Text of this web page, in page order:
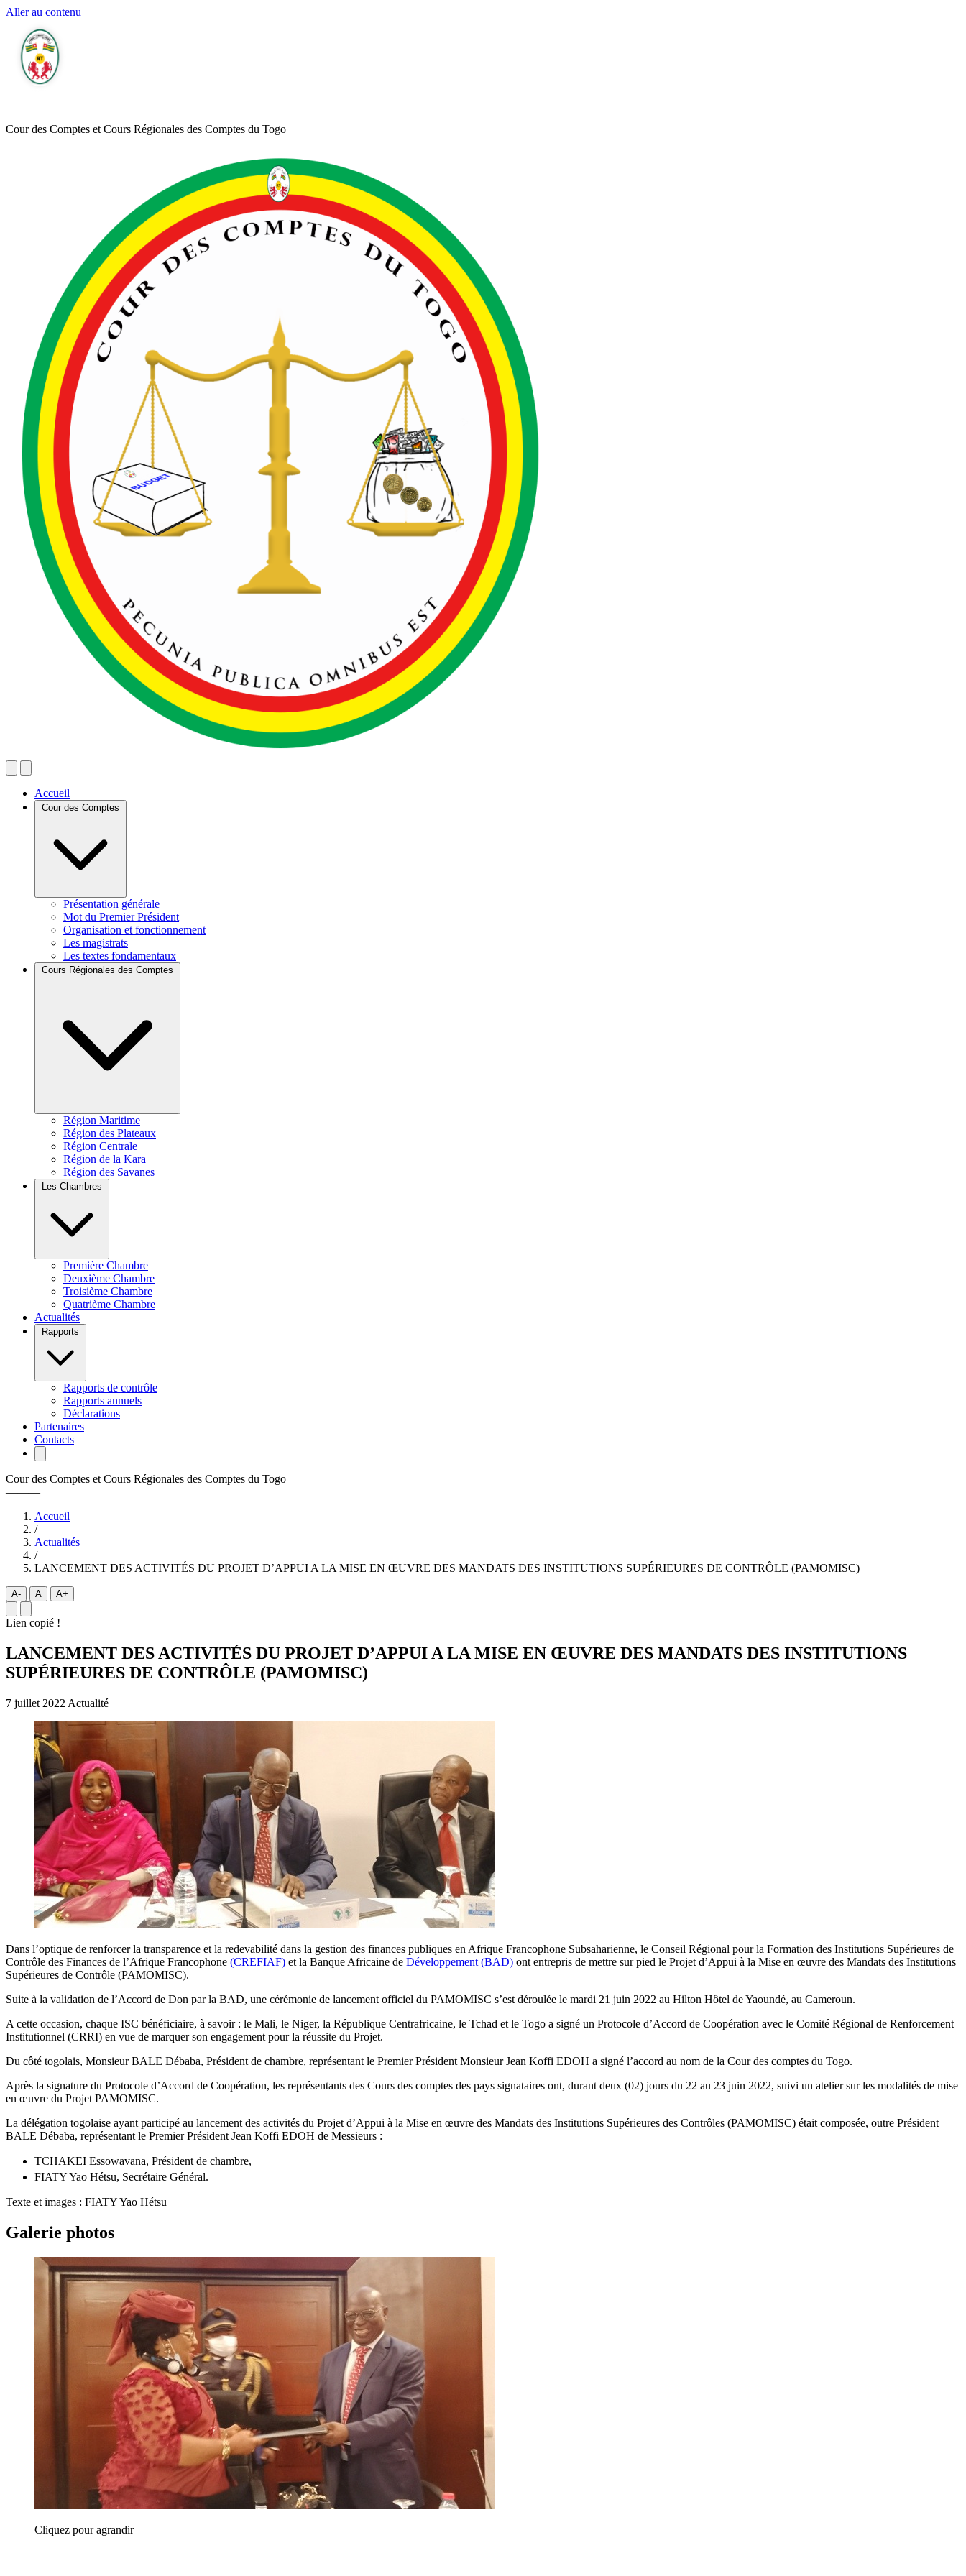
Aller au contenu
Cour des Comptes et Cours Régionales des Comptes du Togo
Accueil
Présentation générale
Mot du Premier Président
Organisation et fonctionnement
Les magistrats
Les textes fondamentaux
Région Maritime
Région des Plateaux
Région Centrale
Région de la Kara
Région des Savanes
Première Chambre
Deuxième Chambre
Troisième Chambre
Quatrième Chambre
Actualités
Rapports de contrôle
Rapports annuels
Déclarations
Partenaires
Contacts
Cour des Comptes et Cours Régionales des Comptes du Togo
———
Accueil
/
Actualités
/
LANCEMENT DES ACTIVITÉS DU PROJET D’APPUI A LA MISE EN ŒUVRE DES MANDATS DES INSTITUTIONS SUPÉRIEURES DE CONTRÔLE (PAMOMISC)
A- A A+
Lien copié !
LANCEMENT DES ACTIVITÉS DU PROJET D’APPUI A LA MISE EN ŒUVRE DES MANDATS DES INSTITUTIONS
SUPÉRIEURES DE CONTRÔLE (PAMOMISC)
7 juillet 2022 Actualité
Dans l’optique de renforcer la transparence et la redevabilité dans la gestion des finances publiques en Afrique Francophone Subsaharienne, le Conseil Régional pour la Formation des Institutions Supérieures de
Contrôle des Finances de l’Afrique Francophone (CREFIAF) et la Banque Africaine de Développement (BAD) ont entrepris de mettre sur pied le Projet d’Appui à la Mise en œuvre des Mandats des Institutions
Supérieures de Contrôle (PAMOMISC).
Suite à la validation de l’Accord de Don par la BAD, une cérémonie de lancement officiel du PAMOMISC s’est déroulée le mardi 21 juin 2022 au Hilton Hôtel de Yaoundé, au Cameroun.
A cette occasion, chaque ISC bénéficiaire, à savoir : le Mali, le Niger, la République Centrafricaine, le Tchad et le Togo a signé un Protocole d’Accord de Coopération avec le Comité Régional de Renforcement
Institutionnel (CRRI) en vue de marquer son engagement pour la réussite du Projet.
Du côté togolais, Monsieur BALE Débaba, Président de chambre, représentant le Premier Président Monsieur Jean Koffi EDOH a signé l’accord au nom de la Cour des comptes du Togo.
Après la signature du Protocole d’Accord de Coopération, les représentants des Cours des comptes des pays signataires ont, durant deux (02) jours du 22 au 23 juin 2022, suivi un atelier sur les modalités de mise
en œuvre du Projet PAMOMISC.
La délégation togolaise ayant participé au lancement des activités du Projet d’Appui à la Mise en œuvre des Mandats des Institutions Supérieures des Contrôles (PAMOMISC) était composée, outre Président
BALE Débaba, représentant le Premier Président Jean Koffi EDOH de Messieurs :
TCHAKEI Essowavana, Président de chambre,
FIATY Yao Hétsu, Secrétaire Général.
Texte et images : FIATY Yao Hétsu
Galerie photos
Cliquez pour agrandir